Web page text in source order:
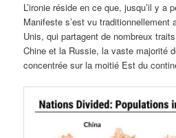
L’ironie réside en ce que, jusqu’il y a
Manifeste s’est vu
Unis, qui partagent de nombreux
Chine et la Russie, la vaste majorité
concentrée sur la moitié Est du